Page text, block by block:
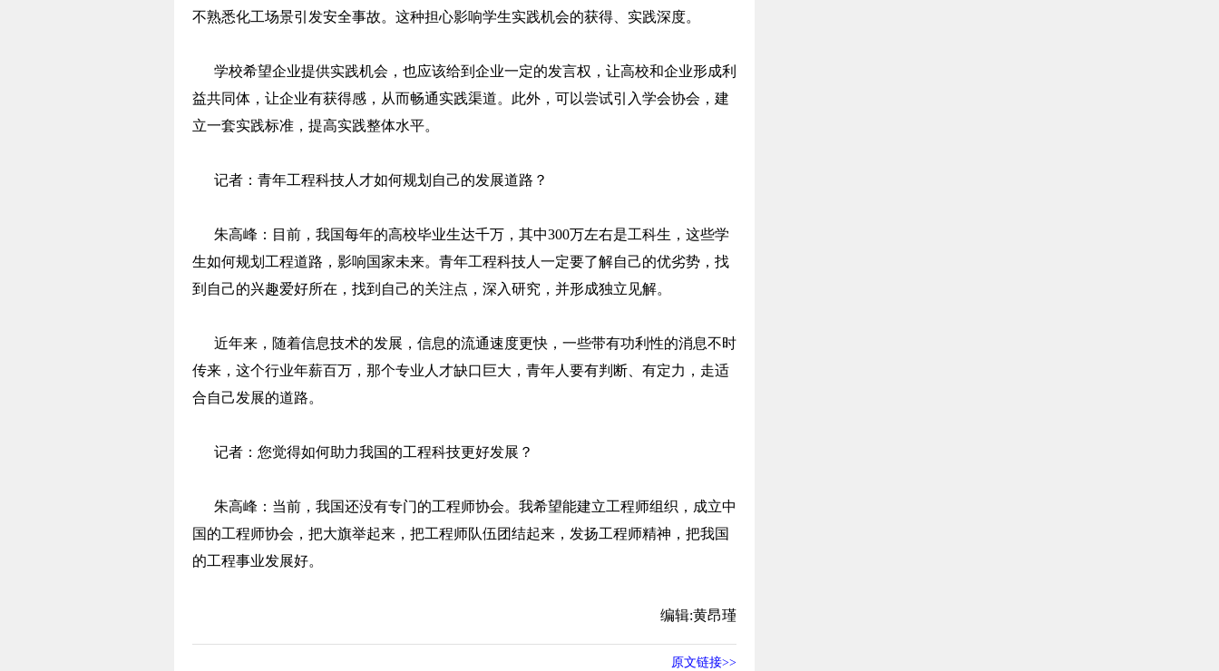
不熟悉化工场景引发安全事故。这种担心影响学生实践机会的获得、实践深度。
学校希望企业提供实践机会，也应该给到企业一定的发言权，让高校和企业形成利
益共同体，让企业有获得感，从而畅通实践渠道。此外，可以尝试引入学会协会，建
立一套实践标准，提高实践整体水平。
记者：青年工程科技人才如何规划自己的发展道路？
朱高峰：目前，我国每年的高校毕业生达千万，其中300万左右是工科生，这些学
生如何规划工程道路，影响国家未来。青年工程科技人一定要了解自己的优劣势，找
到自己的兴趣爱好所在，找到自己的关注点，深入研究，并形成独立见解。
近年来，随着信息技术的发展，信息的流通速度更快，一些带有功利性的消息不时
传来，这个行业年薪百万，那个专业人才缺口巨大，青年人要有判断、有定力，走适
合自己发展的道路。
记者：您觉得如何助力我国的工程科技更好发展？
朱高峰：当前，我国还没有专门的工程师协会。我希望能建立工程师组织，成立中
国的工程师协会，把大旗举起来，把工程师队伍团结起来，发扬工程师精神，把我国
的工程事业发展好。
编辑:黄昂瑾
原文链接>>